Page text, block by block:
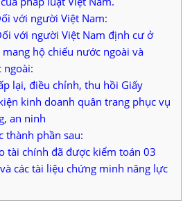
với người Việt Nam:
với người Việt Nam định cư ở
hộ chiếu nước ngoài và
ngoài:
lại, điều chỉnh, thu hồi Giấy
kinh doanh quân trang phục vụ
an ninh
thành phần sau:
tài chính đã được kiểm toán 03
các tài liệu chứng minh năng lực